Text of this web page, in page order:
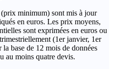
minimum) sont mis à jour
en euros. Les prix moyens,
sont exprimées en euros ou
(1er janvier, 1er
base de 12 mois de données
au moins quatre devis.